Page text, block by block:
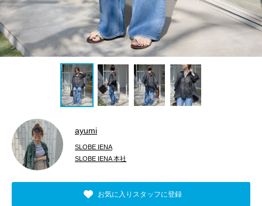
ayumi
SLOBE IENA
SLOBE IENA 本社
お気に入りスタッフに登録